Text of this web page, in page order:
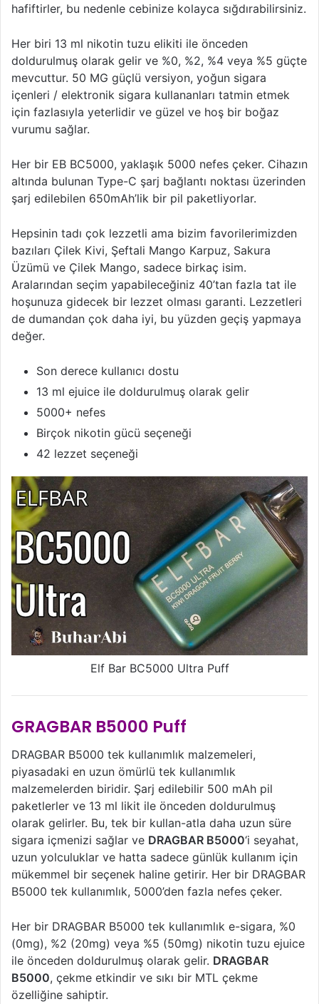
hafiftirler, bu nedenle cebinize kolayca sığdırabilirsiniz.
Her biri 13 ml nikotin tuzu elikiti ile önceden
doldurulmuş olarak gelir ve %0, %2, %4 veya %5 güçte
mevcuttur. 50 MG güçlü versiyon, yoğun sigara
içenleri / elektronik sigara kullananları tatmin etmek
için fazlasıyla yeterlidir ve güzel ve hoş bir boğaz
vurumu sağlar.
Her bir EB BC5000, yaklaşık 5000 nefes çeker. Cihazın
altında bulunan Type-C şarj bağlantı noktası üzerinden
şarj edilebilen 650mAh’lik bir pil paketliyorlar.
Hepsinin tadı çok lezzetli ama bizim favorilerimizden
bazıları Çilek Kivi, Şeftali Mango Karpuz, Sakura
Üzümü ve Çilek Mango, sadece birkaç isim.
Aralarından seçim yapabileceğiniz 40’tan fazla tat ile
hoşunuza gidecek bir lezzet olması garanti. Lezzetleri
de dumandan çok daha iyi, bu yüzden geçiş yapmaya
değer.
Son derece kullanıcı dostu
13 ml ejuice ile doldurulmuş olarak gelir
5000+ nefes
Birçok nikotin gücü seçeneği
42 lezzet seçeneği
Elf Bar BC5000 Ultra Puff
GRAGBAR B5000 Puff
DRAGBAR B5000 tek kullanımlık malzemeleri,
piyasadaki en uzun ömürlü tek kullanımlık
malzemelerden biridir. Şarj edilebilir 500 mAh pil
paketlerler ve 13 ml likit ile önceden doldurulmuş
olarak gelirler. Bu, tek bir kullan-atla daha uzun süre
sigara içmenizi sağlar ve DRAGBAR B5000‘i seyahat,
uzun yolculuklar ve hatta sadece günlük kullanım için
mükemmel bir seçenek haline getirir. Her bir DRAGBAR
B5000 tek kullanımlık, 5000’den fazla nefes çeker.
Her bir DRAGBAR B5000 tek kullanımlık e-sigara, %0
(0mg), %2 (20mg) veya %5 (50mg) nikotin tuzu ejuice
ile önceden doldurulmuş olarak gelir. DRAGBAR
B5000, çekme etkindir ve sıkı bir MTL çekme
özelliğine sahiptir.